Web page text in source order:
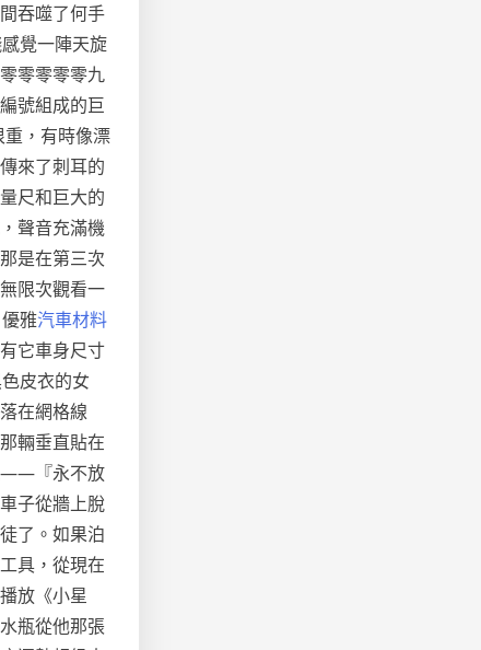
吞噬了何手
覺一陣天旋
零零零零九
號組成的巨
，有時像漂
來了刺耳的
尺和巨大的
聲音充滿機
是在第三次
限次觀看一
雅汽車材料
它車身尺寸
皮衣的女
在網格線
輛垂直貼在
——『永不放
子從牆上脫
了。如果泊
具，從現在
放《小星
瓶從他那張